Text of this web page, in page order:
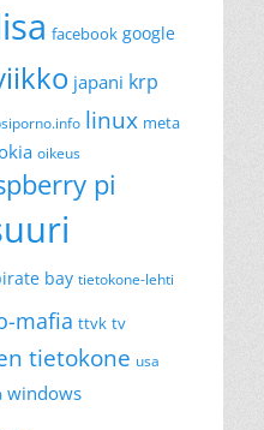
facebook google
japani krp
linux meta
oikeus
pi
bay tietokone-lehti
mafia ttvk tv
tietokone usa
windows